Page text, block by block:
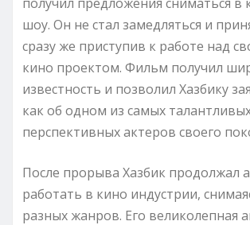
шоу. Он не стал замедляться и
сразу же приступив к работе над
кино проектом. Фильм получил
известность и позволил Хазбику
как об одном из самых
перспективных актеров своего
После прорыва Хазбик продолжал
работать в кино индустрии,
разных жанров. Его великолепная